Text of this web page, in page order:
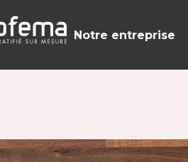
Notre entreprise